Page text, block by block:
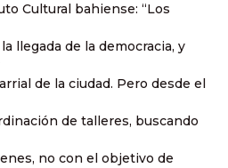
Cultural bahiense: “Los
llegada de la democracia, y
de la ciudad. Pero desde el
de talleres, buscando
no con el objetivo de